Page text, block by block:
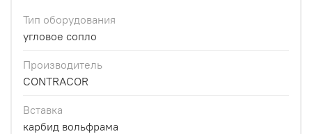
Тип оборудования
угловое сопло
Производитель
CONTRACOR
Вставка
карбид вольфрама